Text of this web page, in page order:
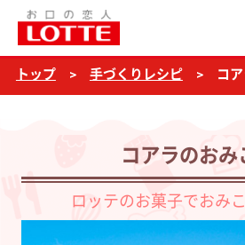
コ
ア
ラ
み
し
トップ 手づくりレシピ コ
コアラのおみ
ロッテのお菓子でおみ